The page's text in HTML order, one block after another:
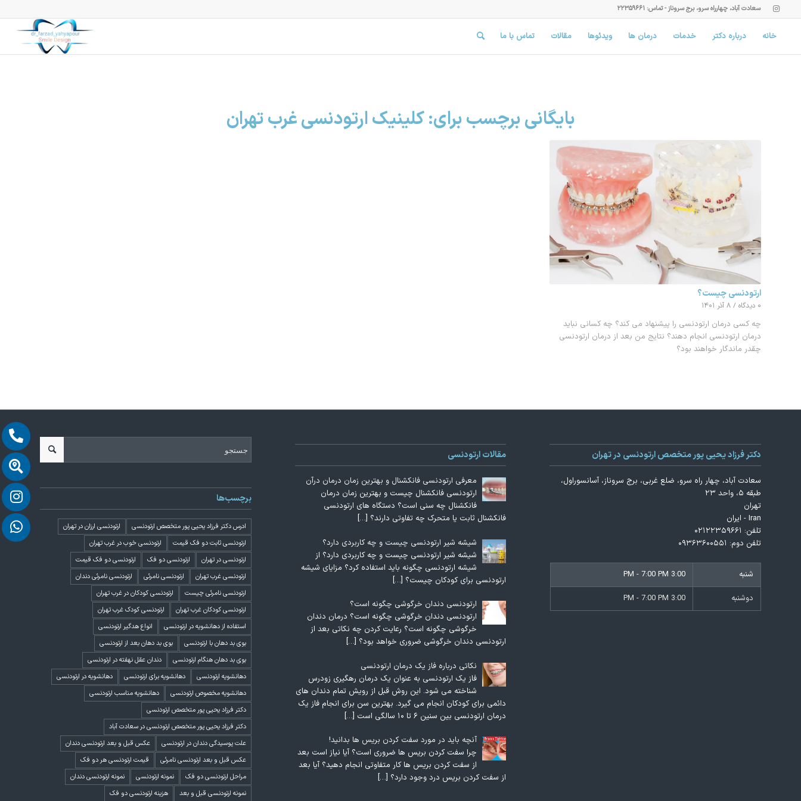
سعادت آباد، چهارراه سرو، برج سروناز - تماس: ۲۲۳۵۹۶۶۱
خانه درباره دکتر خدمات درمان ها ویدئوها مقالات تماس با ما
بایگانی برچسب برای:کلینیک ارتودنسی غرب تهران
ارتودنسی چیست؟
۰ دیدگاه / ۸ آذر ۱۴۰۱
چه کسی درمان ارتودنسی را پیشنهاد می کند؟ چه کسانی نباید
درمان ارتودنسی انجام دهند؟ نتایج من بعد از درمان ارتودنسی
چقدر ماندگار خواهند بود؟
دکتر فرزاد یحیی پور متخصص ارتودنسی در تهران
سعادت آباد، چهار راه سرو، ضلع غربی، برج سروناز، آسانسوراول،
طبقه ۵، واحد ۲۳
تهران
Iran - ایران
تلفن: ۰۲۱۲۲۳۵۹۶۶۱
تلفن دوم: ۰۹۳۶۳۶۰۰۵۵۱
شنبه
3:00 PM - 7:00 PM
دوشنبه
3:00 PM - 7:00 PM
مقالات ارتودنسی
معرفی ارتودنسی فانکشنال و بهترین زمان درمان درآن
ارتودنسی فانکشنال چیست و بهترین زمان درمان
فانکشنال چه سنی است؟ دستگاه های ارتودنسی
فانکشنال ثابت یا متحرک چه تفاوتی دارند؟ […]
شیشه شیر ارتودنسی چیست و چه کاربردی دارد؟
شیشه شیر ارتودنسی چیست و چه کاربردی دارد؟ از
شیشه ارتودنسی چگونه باید استفاده کرد؟ مزایای شیشه
ارتودنسی برای کودکان چیست؟ […]
ارتودنسی دندان خرگوشی چگونه است؟
ارتودنسی دندان خرگوشی چگونه است؟ درمان دندان
خرگوشی چگونه است؟ رعایت کردن چه نکاتی بعد از
ارتودنسی دندان خرگوشی ضروری خواهد بود؟ […]
نکاتی درباره فاز یک درمان ارتودنسی
فاز یک ارتودنسی به عنوان یک درمان رهگیری زودرس
شناخته می شود. این روش قبل از رویش تمام دندان های
دائمی برای کودکان انجام می گیرد. بهترین سن برای انجام فاز یک
درمان ارتودنسی بین سنین ۶ تا ۱۰ سالگی است
[…]
آنچه باید در مورد سفت کردن بریس ها بدانید!
چرا سفت کردن بریس ها ضروری است؟ آیا نیاز است بعد
از سفت کردن بریس ها کار متفاوتی انجام دهید؟ آیا بعد
از سفت کردن بریس درد وجود دارد؟ […]
برچسب‌ها
ادرس دکتر فرزاد یحیی پور متخصص ارتودنسی
ارتودنسی ارزان در تهران
ارتودنسی ثابت دو فک قیمت
ارتودنسی خوب در غرب تهران
ارتودنسی در تهران
ارتودنسی دو فک
ارتودنسی دو فک قیمت
ارتودنسی غرب تهران
ارتودنسی نامرئی
ارتودنسی نامرئی دندان
ارتودنسی نامرئی چیست
ارتودنسی کودکان در غرب تهران
ارتودنسی کودکان غرب تهران
ارتودنسی کودک غرب تهران
استفاده از دهانشویه در ارتودنسی
انواع هدگیر ارتودنسی
بوی بد دهان با ارتودنسی
بوی بد دهان بعد از ارتودنسی
بوی بد دهان هنگام ارتودنسی
دندان عقل نهفته در ارتودنسی
دهانشویه ارتودنسی
دهانشویه برای ارتودنسی
دهانشویه در ارتودنسی
دهانشویه مخصوص ارتودنسی
دهانشویه مناسب ارتودنسی
دکتر فرزاد یحیی پور متخصص ارتودنسی
دکتر فرزاد یحیی پور متخصص ارتودنسی در سعادت آباد
علت پوسیدگی دندان در ارتودنسی
عکس قبل و بعد ارتودنسی دندان
عکس قبل و بعد ارتودنسی نامرئی
قیمت ارتودنسی هر دو فک
مراحل ارتودنسی دو فک
نمونه ارتودنسی
نمونه ارتودنسی دندان
نمونه ارتودنسی قبل و بعد
هزینه ارتودنسی دو فک